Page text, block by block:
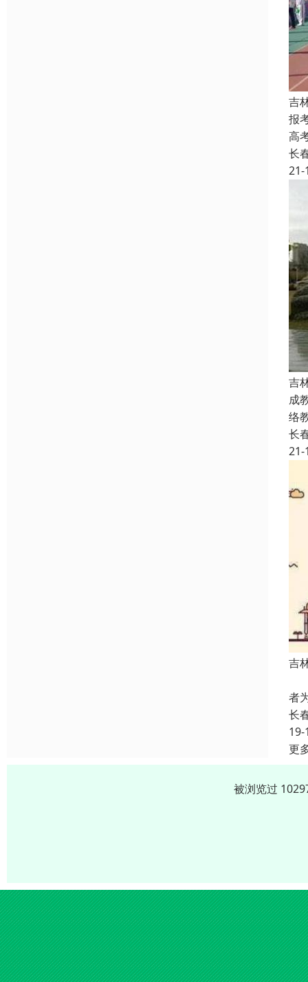
吉
报
高
长
21-
吉
成
络
长
21-
吉
者
长
19-
更
被浏览过